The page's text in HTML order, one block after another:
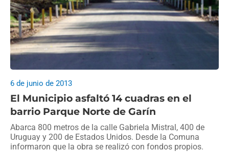
El Municipio asfaltó 14 cuadras en el
barrio Parque Norte de Garín
6 de junio de 2013
Abarca 800 metros de la calle Gabriela Mistral, 400 de
Uruguay y 200 de Estados Unidos. Desde la Comuna
informaron que la obra se realizó con fondos propios.